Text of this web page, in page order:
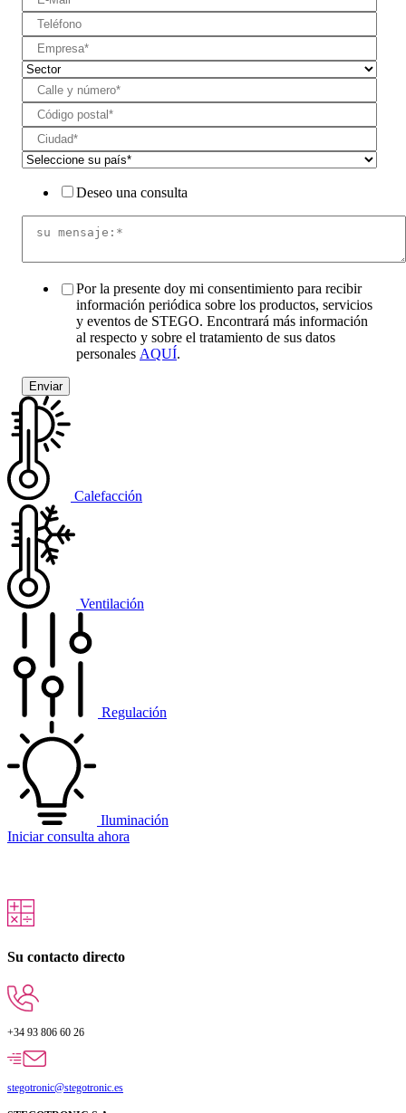
Deseo una consulta
Por la presente doy mi consentimiento para recibir
información periódica sobre los productos, servicios
y eventos de STEGO. Encontrará más información
al respecto y sobre el tratamiento de sus datos
personales AQUÍ.
Calefacción
Ventilación
Regulación
Iluminación
Iniciar consulta ahora
Su contacto directo
+34 93 806 60 26
stegotronic@stegotronic.es